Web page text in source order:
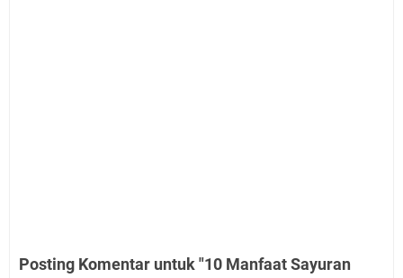
Posting Komentar untuk "10 Manfaat Sayuran